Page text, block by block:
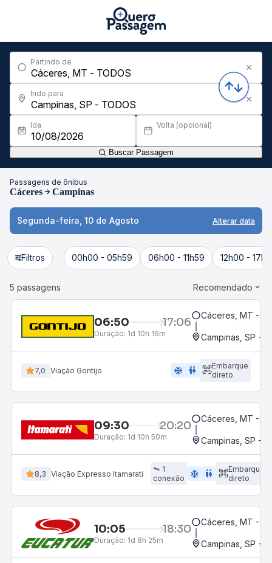
Partindo de
Indo para
Ida Volta (opcional)
Buscar Passagem
Passagens de ônibus
Cáceres Campinas
Segunda-feira, 10 de Agosto Alterar data
Filtros 00h00 - 05h59 06h00 - 11h59 12h00 -
5 passagens Recomendado
06:50 17:06
Duração: 1d 10h 16m
Cáceres, MT -
Campinas, SP -
7,0 Viação Gontijo ac_unit wc
Embarque
direto
09:30 20:20
Duração: 1d 10h 50m
Cáceres, MT -
Campinas, SP -
8,3 Viação Expresso Itamarati
1
conexão
ac_unit wc
Embarque
direto
10:05 18:30
Duração: 1d 8h 25m
Cáceres, MT -
Campinas, SP -